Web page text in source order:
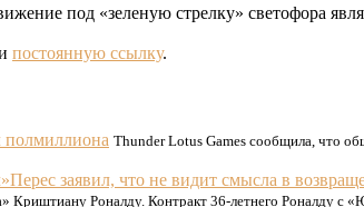
под «зеленую стрелку» светофора
постоянную ссылку.
полмиллиона Thunder Lotus Games сообщила, что
Перес заявил, что не видит смысла в
Криштиану Роналду. Контракт 36-летнего Роналду с